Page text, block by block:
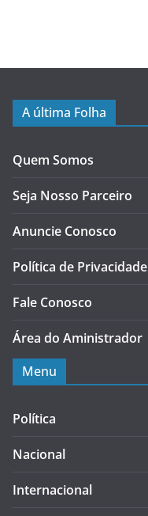
A última Folha
Quem Somos
Seja Nosso Parceiro
Anuncie Conosco
Política de Privacidade
Fale Conosco
Área do Aministrador
Menu
Política
Nacional
Internacional